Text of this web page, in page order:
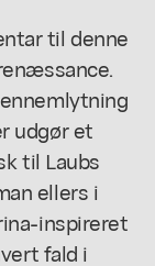
til denne
udgør et
til Laubs
ellers i
inspireret
fald i